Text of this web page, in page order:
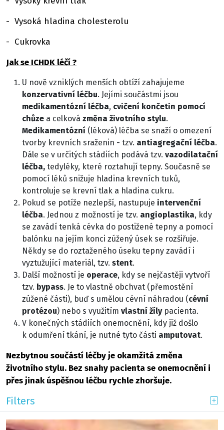
- Vysoká hladina cholesterolu
- Cukrovka
Jak se ICHDK léčí ?
U nově vzniklých menších obtíží zahajujeme
konzervativní léčbu. Jejími součástmi jsou
medikamentózní léčba, cvičení končetin pomocí
chůze a celková změna životního stylu.
Medikamentózní (léková) léčba se snaží o omezení
tvorby krevních sraženin - tzv. antiagregační léčba.
Dále se v určitých stádiích podává tzv. vazodilatační
léčba, tedyléky, které roztahují tepny. Současně se
pomocí léků snižuje hladina krevních tuků,
kontroluje se krevní tlak a hladina cukru.
Pokud se potíže nezlepší, nastupuje intervenční
léčba. Jednou z možností je tzv. angioplastika, kdy
se zavádí tenká cévka do postižené tepny a pomocí
balónku na jejím konci zúžený úsek se rozšiřuje.
Někdy se do roztaženého úseku tepny zavádí i
vyztužující materiál, tzv. stent.
Další možností je operace, kdy se nejčastěji vytvoří
tzv. bypass. Je to vlastně obchvat (přemostění
zúžené části), buď s umělou cévní náhradou (cévní
protézou) nebo s využitím vlastní žílypacienta.
V konečných stádiích onemocnění, kdy již došlo
k odumření tkání, je nutné tyto části amputovat.
Nezbytnou součástí léčby je okamžitá změna
životního stylu. Bez snahy pacienta se onemocnění i
přes jinak úspěšnou léčbu rychle zhoršuje.
Filters